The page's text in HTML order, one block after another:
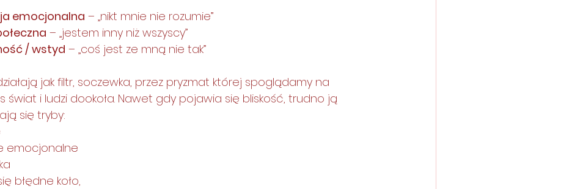
emocjonalna – „nikt mnie nie rozumie”
– „jestem inny niż wszyscy”
/ wstyd – „coś jest ze mną nie tak”
jak filtr, soczewka, przez pryzmat której spoglądamy na
świat i ludzi dookoła. Nawet gdy pojawia się bliskość, trudno ją
się tryby:
emocjonalne
błędne koło,